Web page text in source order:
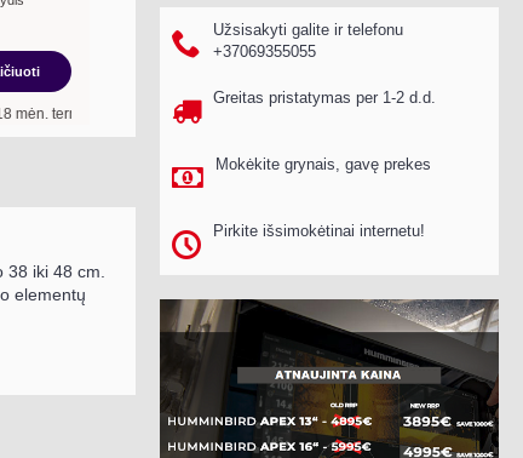
Užsisakyti galite ir telefonu
+37069355055
Greitas pristatymas per 1-2 d.d.
Mokėkite grynais, gavę prekes
Pirkite išsimokėtinai internetu!
metinė palūkanų norma – 13,90
iki 48 cm.
elementų